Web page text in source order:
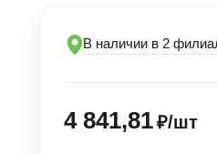
В наличии в 2
4 841,81₽/шт